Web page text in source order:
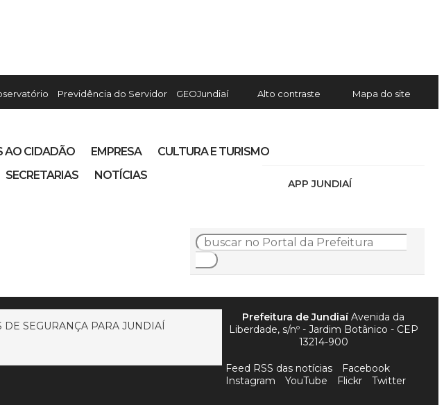
Previdência do Servidor GEOJundiaí Alto contraste Mapa do site
APP JUNDIAÍ
AO CIDADÃO EMPRESA
CULTURA E TURISMO
SECRETARIAS
NOTÍCIAS
SEGURANÇA PARA JUNDIAÍ
Prefeitura de JundiaíAvenida da
Liberdade, s/nº - Jardim Botânico - CEP
13214-900
Feed RSS das notícias
Facebook
Instagram
YouTube Flickr Twitter